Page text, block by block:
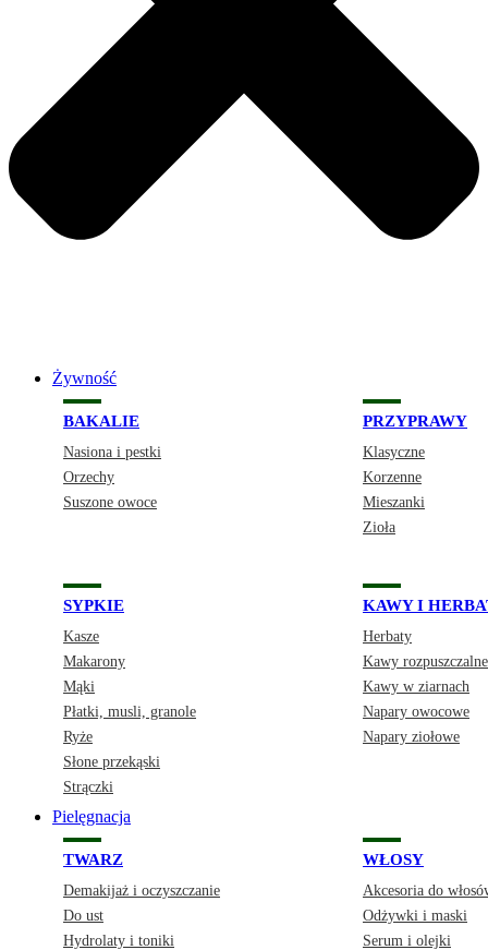
Żywność
BAKALIE
Nasiona i pestki
Orzechy
Suszone owoce
PRZYPRAWY
Klasyczne
Korzenne
Mieszanki
Zioła
SYPKIE
Kasze
Makarony
Mąki
Płatki, musli, granole
Ryże
Słone przekąski
Strączki
KAWY I
Herbaty
Kawy rozpuszczalne
Kawy w ziarnach
Napary owocowe
Napary ziołowe
Pielęgnacja
TWARZ
Demakijaż i oczyszczanie
Do ust
Hydrolaty i toniki
WŁOSY
Akcesoria do
Odżywki i maski
Serum i olejki